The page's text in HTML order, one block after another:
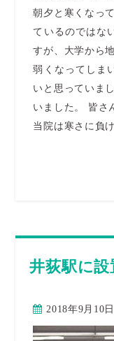
朝夕と寒くなっ
ているのではな
すが、大学から
弱くなってしま
いと思っていま
いました。 皆さ
当院は寒さに負
井荻駅に設
2018年9月10日